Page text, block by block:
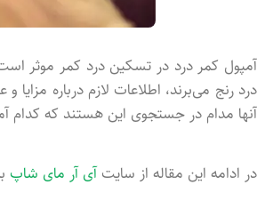
آمپول کمر درد در تسکین درد کمر موثر
درد رنج می‌برند، اطلاعات لازم درباره
آنها مدام در جستجوی این هستند که کدام
در ادامه این مقاله از سایتآی آر مای شاپ